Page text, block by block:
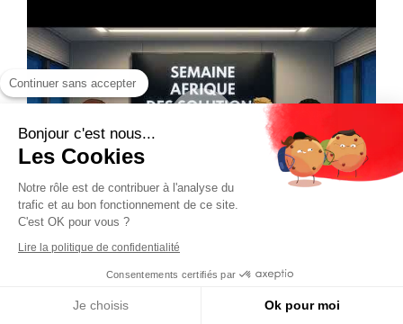
Continuer sans accepter
Bonjour c'est nous...
Les Cookies
Notre rôle est de contribuer à l'analyse du
trafic et au bon fonctionnement de ce site.
C'est OK pour vous ?
Lire la politique de confidentialité
Consentements certifiés par
Je choisis Ok pour moi